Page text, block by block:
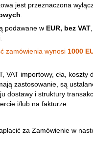
jest przeznaczona
podawane w EUR, bez VAT
zamówienia wynosi 1000
VAT importowy, cła, koszty
zastosowanie, są
dostawy i struktury
i/lub na fakturze.
za Zamówienie w